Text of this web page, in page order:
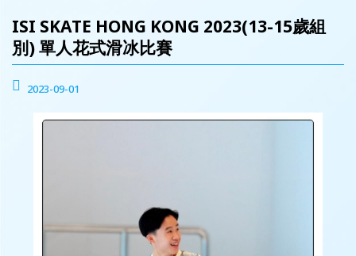
ISI SKATE HONG KONG 2023(13-15歲組
別) 單人花式滑冰比賽
2023-09-01